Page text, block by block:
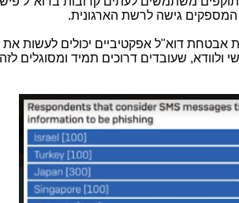
המספקים גישה לרשת הארגונית.
אבטחת דוא"ל אפקטיביים יכולים לעשות
שעובדים דרוכים תמיד ומסוגלים